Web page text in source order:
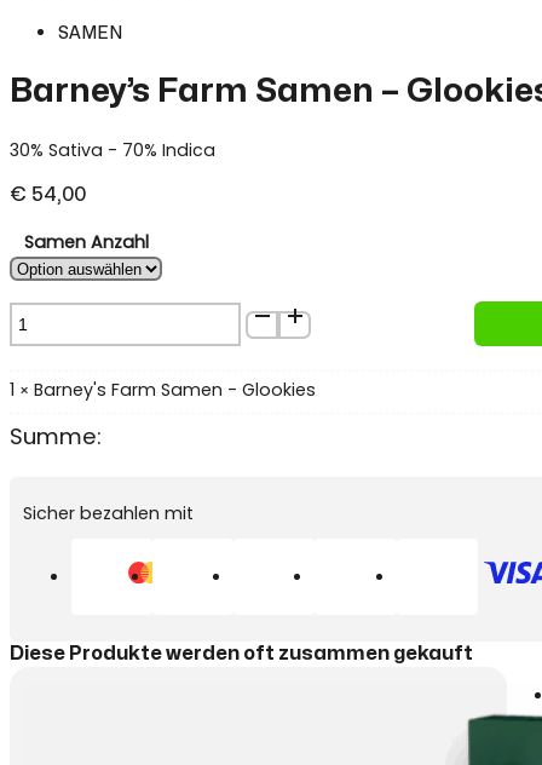
SAMEN
Barney’s Farm Samen –
30% Sativa - 70% Indica
€ 54,00
Samen Anzahl
Barney's
Farm
-
Menge
1 × Barney's Farm Samen - Glookies
Summe:
Sicher bezahlen mit
Diese Produkte werden oft zusammen gekauft